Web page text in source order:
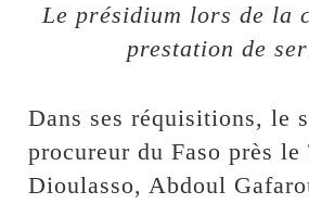
Le présidium lors de la
prestation de
Dans ses réquisitions, le
procureur du Faso près
Dioulasso, Abdoul